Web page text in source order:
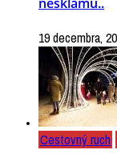
19 decembra,
Cestovný ruch